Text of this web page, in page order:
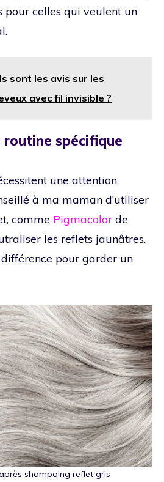
pour celles qui veulent un
sont les avis sur les
avec fil invisible ?
spécifique
une attention
à ma maman d’utiliser
comme Pigmacolor de
les reflets jaunâtres.
pour garder un
shampoing reflet gris